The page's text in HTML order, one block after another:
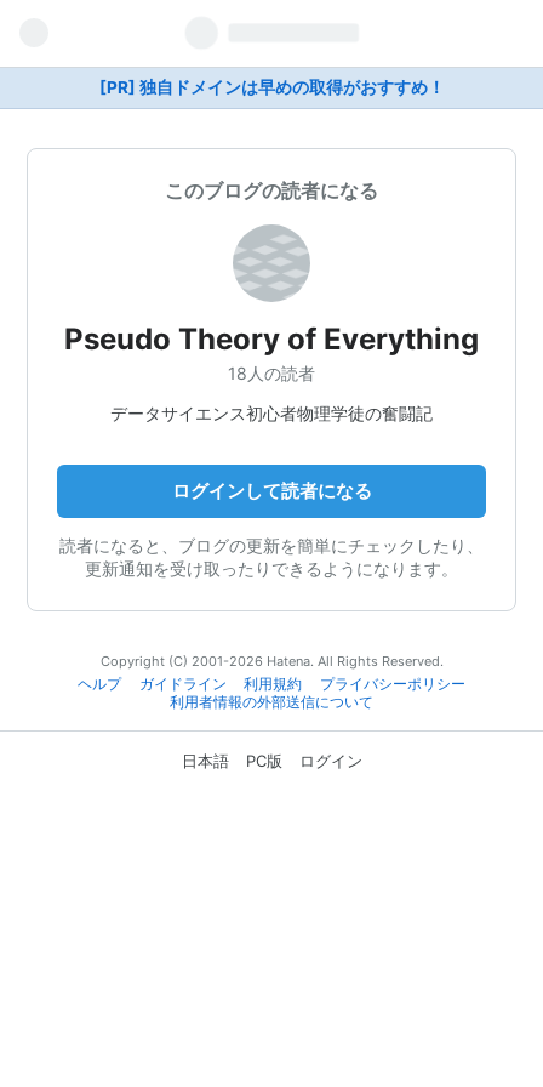
[PR] 独自ドメインは早めの取得がおすすめ！
このブログの読者になる
Pseudo Theory of Everything
18人の読者
データサイエンス初心者物理学徒の奮闘記
ログインして読者になる
読者になると、ブログの更新を簡単にチェックしたり、
更新通知を受け取ったりできるようになります。
Copyright (C) 2001-2026 Hatena. All Rights Reserved.
ヘルプ
ガイドライン 利用規約
プライバシーポリシー
利用者情報の外部送信について
日本語 PC版 ログイン